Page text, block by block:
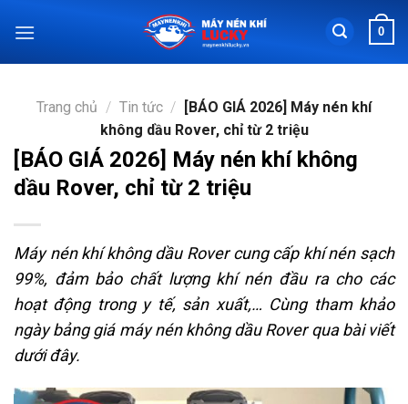
đến
0
Trang chủ / Tin tức /
[BÁO GIÁ 2026] Máy nén khí
không dầu Rover, chỉ từ 2 triệu
[BÁO GIÁ 2026] Máy nén khí không
dầu Rover, chỉ từ 2 triệu
Máy nén khí không dầu Rover cung cấp khí nén sạch
99%, đảm bảo chất lượng khí nén đầu ra cho các
hoạt động trong y tế, sản xuất,… Cùng tham khảo
ngày bảng giá máy nén không dầu Rover qua bài viết
dưới đây.